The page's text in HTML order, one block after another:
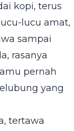
kopi, terus
lucu amat,
sampai
rasanya
pernah
yang
tertawa